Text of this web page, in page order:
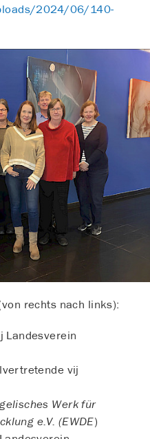
2024/06/140-
rechts nach links):
Landesverein
vij
Werk für
e.V. (EWDE)